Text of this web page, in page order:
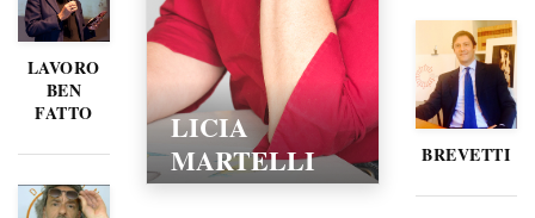
LAVORO
BEN
FATTO
LICIA
MARTELLI
BREVETTI